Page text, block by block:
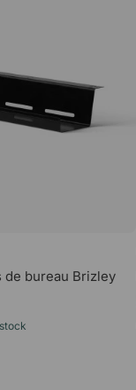
bureau Brizley